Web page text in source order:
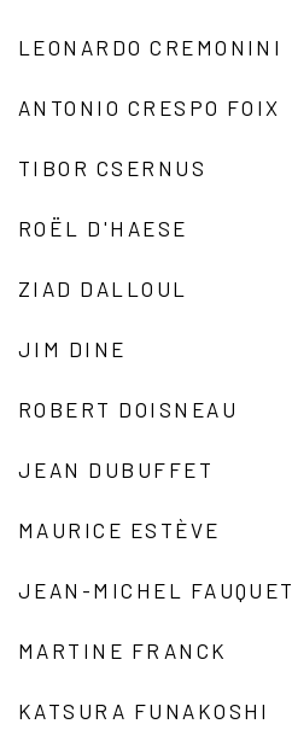
LEONARDO CREMONINI
ANTONIO CRESPO FOIX
TIBOR CSERNUS
ROËL D'HAESE
ZIAD DALLOUL
JIM DINE
ROBERT DOISNEAU
JEAN DUBUFFET
MAURICE ESTÈVE
JEAN-MICHEL FAUQUET
MARTINE FRANCK
KATSURA FUNAKOSHI